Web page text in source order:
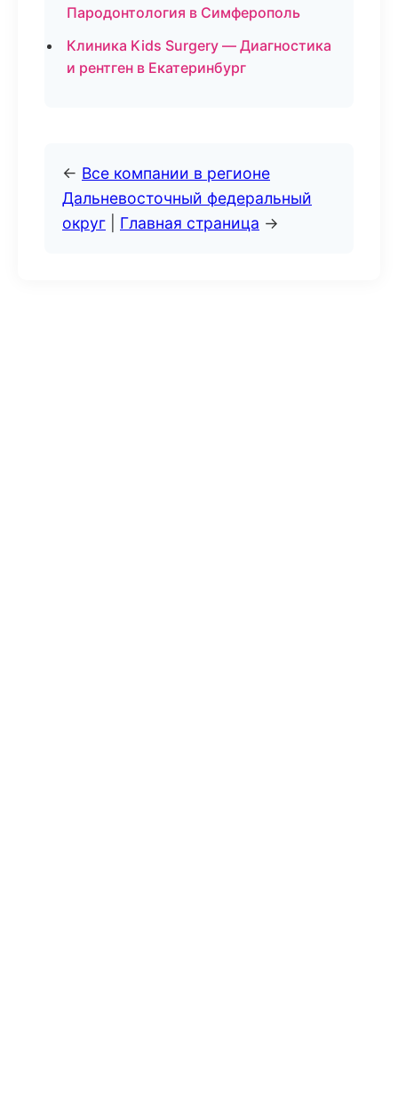
Пародонтология в Симферополь
Клиника Kids Surgery — Диагностика
и рентген в Екатеринбург
← Все компании в регионе
Дальневосточный федеральный
округ
Главная страница →